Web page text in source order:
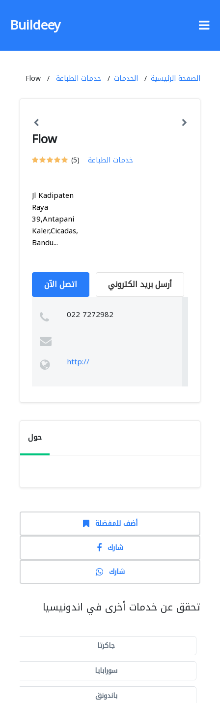
Buildeey
الصفحة الرئيسية الخدمات خدمات الطباعة Flow
Flow
(5) خدمات الطباعة
Jl Kadipaten
Raya
39,Antapani
Kaler,Cicadas,
Bandu...
اتصل الآن أرسل بريد الكتروني
022 7272982
http://
حول
أضف للمفضلة
شارك
شارك
تحقق عن خدمات أخرى في اندونيسيا
جاكرتا
سورابايا
باندونق